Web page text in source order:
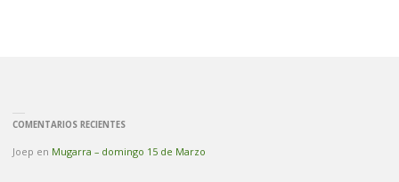
COMENTARIOS RECIENTES
Joep en Mugarra – domingo 15 de Marzo